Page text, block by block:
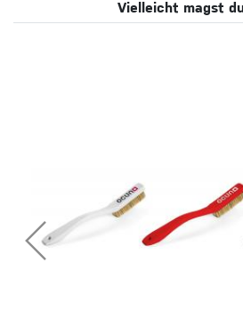
Vielleicht magst